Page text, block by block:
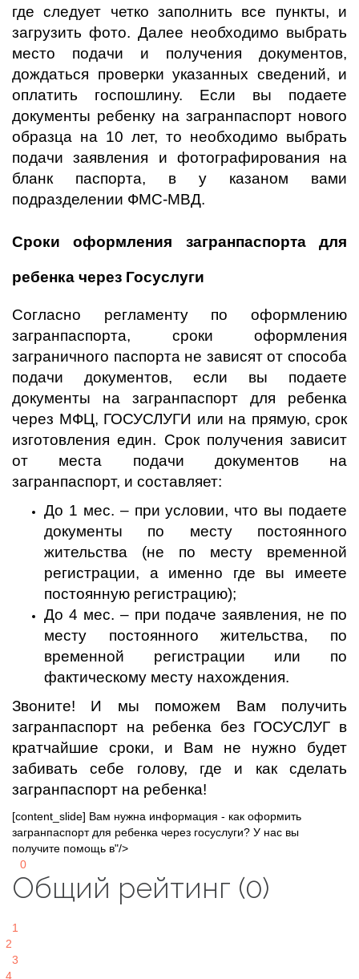
где следует четко заполнить все пункты, и
загрузить фото. Далее необходимо выбрать
место подачи и получения документов,
дождаться проверки указанных сведений, и
оплатить госпошлину. Если вы подаете
документы ребенку на загранпаспорт нового
образца на 10 лет, то необходимо выбрать
подачи заявления и фотографирования на
бланк паспорта, в у казаном вами
подразделении ФМС-МВД.
Сроки оформления загранпаспорта для
ребенка через Госуслуги
Согласно регламенту по оформлению
загранпаспорта, сроки оформления
заграничного паспорта не зависят от способа
подачи документов, если вы подаете
документы на загранпаспорт для ребенка
через МФЦ, ГОСУСЛУГИ или на прямую, срок
изготовления един. Срок получения зависит
от места подачи документов на
загранпаспорт, и составляет:
До 1 мес. – при условии, что вы подаете
документы по месту постоянного
жительства (не по месту временной
регистрации, а именно где вы имеете
постоянную регистрацию);
До 4 мес. – при подаче заявления, не по
месту постоянного жительства, по
временной регистрации или по
фактическому месту нахождения.
Звоните! И мы поможем Вам получить
загранпаспорт на ребенка без ГОСУСЛУГ в
кратчайшие сроки, и Вам не нужно будет
забивать себе голову, где и как сделать
загранпаспорт на ребенка!
[content_slide] Вам нужна информация - как оформить
загранпаспорт для ребенка через госуслуги? У нас вы
получите помощь в"/>
0
Общий рейтинг (0)
1
2
3
4